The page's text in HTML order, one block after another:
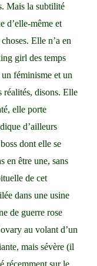
Mais la subtilité
d’elle-même et
Elle n’a en
girl des temps
féminisme et un
réalités, disons. Elle
elle porte
d’ailleurs
dont elle se
en être une, sans
de cet
dans une usine
de guerre rose
au volant d’un
mais sévère (il
récemment sur le